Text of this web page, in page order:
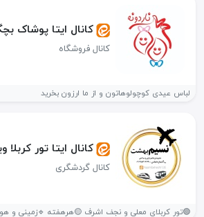
کانال ایتا پوشاک
کانال فروشگاه
لباس عیدی کوچولوهاتون و از ما ارزون بخرید
کانال ایتا تور کربلا
کانال گردشگری